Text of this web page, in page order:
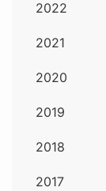
2022
2021
2020
2019
2018
2017